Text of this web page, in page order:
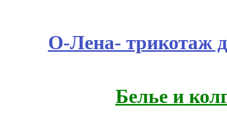
О-Лена- трикотаж
Белье и